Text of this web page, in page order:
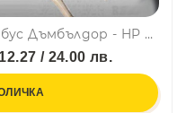
Магическата пръчка на Албус Дъмбълдор - HP ⚡, колекционерска пръчка
/ 24.00 лв.